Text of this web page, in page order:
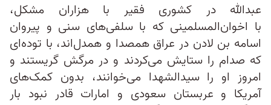
عبدالله در کشوری فقیر با هزاران مشکل،
با اخوان‌المسلمینی که با سلفی‌های سنی و پیروان
اسامه بن لادن در عراق همصدا و همدل‌اند، با توده‌ای
که صدام را ستایش می‌کردند و در مرگش گریستند و
امروز او را سیدالشهدا می‌خوانند، بدون کمک‌های
آمریکا و عربستان سعودی و امارات قادر نبود بار